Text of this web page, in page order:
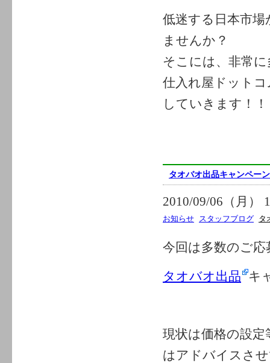
低迷する日本市
ませんか？
そこには、非常
仕入れ屋ドット
していきます！
タオバオ出品キャンペー
2010/09/06（月）
お知らせ スタッフブログ タ
今回は多数のご
タオバオ出品
キ
現状は価格の設
はアドバイスさ